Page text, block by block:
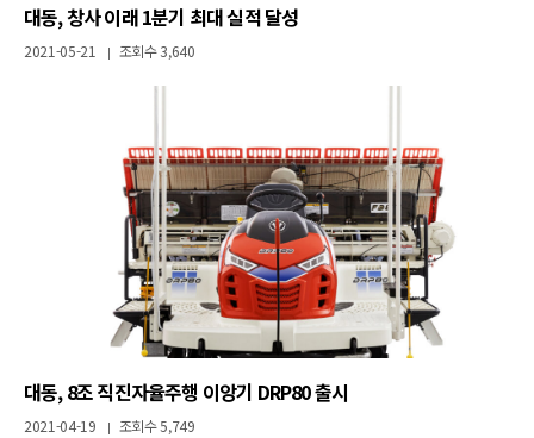
대동, 창사 이래 1분기 최대 실적 달성
2021-05-21 | 조회수 3,640
대동, 8조 직진자율주행 이앙기 DRP80 출시
2021-04-19 | 조회수 5,749